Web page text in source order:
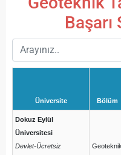
Başarı
Üniversite Bölüm
Dokuz Eylül
Üniversitesi
Devlet-Ücretsiz
Geoteknik